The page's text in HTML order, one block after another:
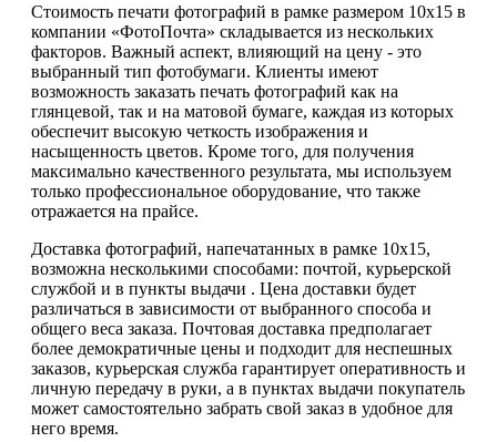
Стоимость печати фотографий в рамке размером 10х15 в
компании «ФотоПочта» складывается из нескольких
факторов. Важный аспект, влияющий на цену - это
выбранный тип фотобумаги. Клиенты имеют
возможность заказать печать фотографий как на
глянцевой, так и на матовой бумаге, каждая из которых
обеспечит высокую четкость изображения и
насыщенность цветов. Кроме того, для получения
максимально качественного результата, мы используем
только профессиональное оборудование, что также
отражается на прайсе.
Доставка фотографий, напечатанных в рамке 10х15,
возможна несколькими способами: почтой, курьерской
службой и в пункты выдачи . Цена доставки будет
различаться в зависимости от выбранного способа и
общего веса заказа. Почтовая доставка предполагает
более демократичные цены и подходит для неспешных
заказов, курьерская служба гарантирует оперативность и
личную передачу в руки, а в пунктах выдачи покупатель
может самостоятельно забрать свой заказ в удобное для
него время.